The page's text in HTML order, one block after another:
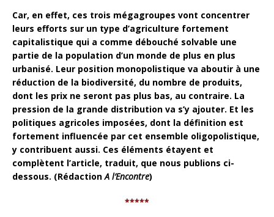
Car, en effet, ces trois mégagroupes vont concentrer
leurs efforts sur un type d’agriculture fortement
capitalistique qui a comme débouché solvable une
partie de la population d’un monde de plus en plus
urbanisé. Leur position monopolistique va aboutir à une
réduction de la biodiversité, du nombre de produits,
dont les prix ne seront pas plus bas, au contraire. La
pression de la grande distribution va s’y ajouter. Et les
politiques agricoles imposées, dont la définition est
fortement influencée par cet ensemble oligopolistique,
y contribuent aussi. Ces éléments étayent et
complètent l’article, traduit, que nous publions ci-
dessous. (RédactionA l’Encontre)
*****